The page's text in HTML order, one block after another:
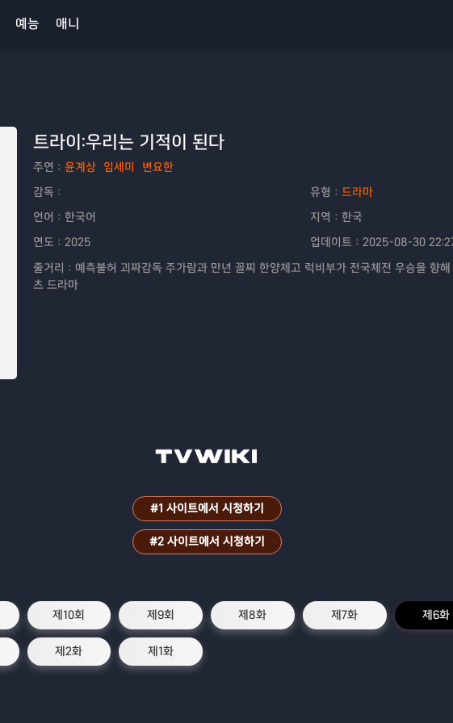
예능 애니
트라이:우리는 기적이 된다
주연： 윤계상 임세미
변요한
감독：
유형： 드라마
언어： 한국어 지역： 한국
연도： 2025 업데이트： 2025-08-30
줄거리： 예측불허 괴짜감독 주가람과 만년 꼴찌 한양체고 럭비부가 전국체전 우승을 향
츠 드라마
#1 사이트에서 시청하기
#2 사이트에서 시청하기
제10회 제9회 제8화 제7화 제6화
제2화 제1화